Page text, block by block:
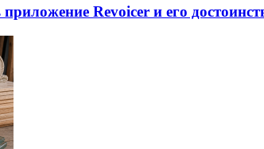
Revoicer и его